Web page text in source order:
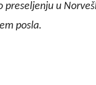
preseljenju u
posla.